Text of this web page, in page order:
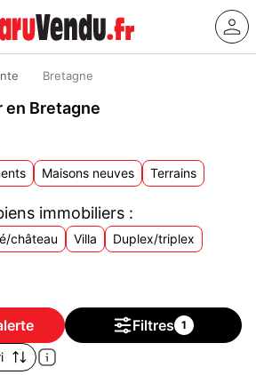
Bretagne
en Bretagne
Maisons neuves Terrains
immobiliers :
château Villa
Duplex/triplex
Filtres 1